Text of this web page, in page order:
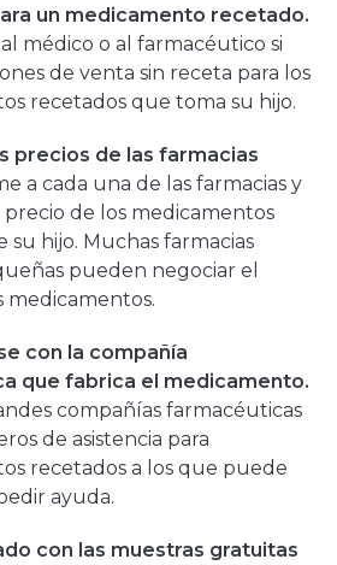
un medicamento recetado.
médico o al farmacéutico si
de venta sin receta para los
recetados que toma su hijo.
precios de las farmacias
a cada una de las farmacias y
de los medicamentos
su hijo. Muchas farmacias
pueden negociar el
medicamentos.
con la compañía
que fabrica el medicamento.
compañías farmacéuticas
de asistencia para
recetados a los que puede
ayuda.
con las muestras gratuitas